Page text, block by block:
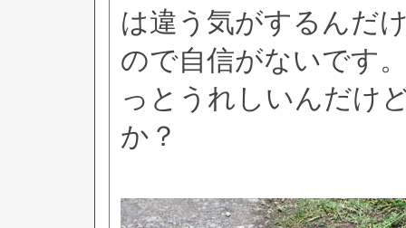
は違う気がするんだ
ので自信がないです
っとうれしいんだけ
か？